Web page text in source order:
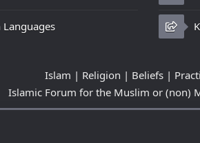
Languages
Islam | Religion | Beliefs |
Islamic Forum for the Muslim or (non)